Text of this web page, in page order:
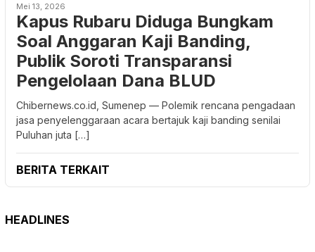
Mei 13, 2026
Kapus Rubaru Diduga Bungkam
Soal Anggaran Kaji Banding,
Publik Soroti Transparansi
Pengelolaan Dana BLUD
Chibernews.co.id, Sumenep — Polemik rencana pengadaan
jasa penyelenggaraan acara bertajuk kaji banding senilai
Puluhan juta […]
BERITA TERKAIT
HEADLINES